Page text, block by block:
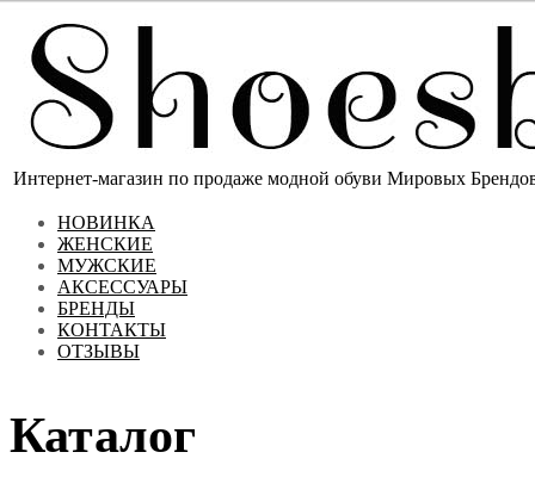
Интернет-магазин по продаже модной обуви Мировых
НОВИНКА
ЖЕНСКИЕ
МУЖСКИЕ
АКСЕССУАРЫ
БРЕНДЫ
КОНТАКТЫ
ОТЗЫВЫ
Каталог